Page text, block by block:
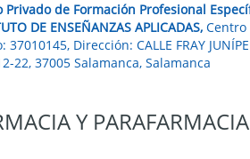
Privado de Formación Profesional
DE ENSEÑANZAS APLICADAS, Centro
37010145, Dirección: CALLE FRAY
22, 37005 Salamanca, Salamanca
Y